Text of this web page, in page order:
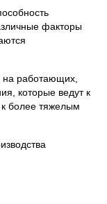
факторы
на работающих,
которые ведут к
к более тяжелым